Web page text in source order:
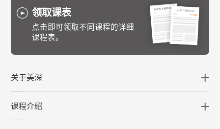
领取课表
点击即可领取不同课程的详细
课程表。
关于美深
课程介绍